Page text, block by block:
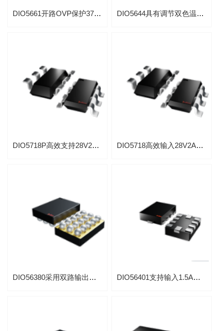
DIO5661开路OVP保护37V升压背光LED驱动支持PWM调光芯片 DIO5644具有调节双色温1.5A闪光灯驱动
DIO5718P高效支持28V2A同步降压背光驱动 DIO5718高效输入28V2A同步降压背光驱动
DIO56380采用双路输出正负电压LCD驱动 DIO56401支持输入1.5A采用1通道闪光灯驱动